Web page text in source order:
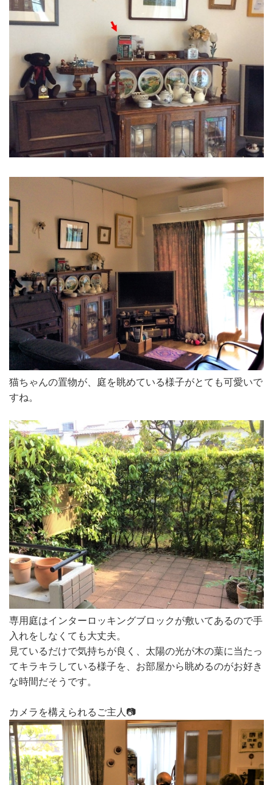
猫ちゃんの置物が、庭を眺めている様子がとても可愛いで
すね。
専用庭はインターロッキングブロックが敷いてあるので手
入れをしなくても大丈夫。
見ているだけで気持ちが良く、太陽の光が木の葉に当たっ
てキラキラしている様子を、お部屋から眺めるのがお好き
な時間だそうです。
カメラを構えられるご主人📷